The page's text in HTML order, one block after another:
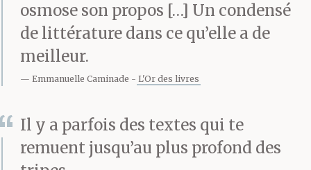
S’il t’avait jeté un coup
d’oeil, t’avait souri et
avait répondu à ta
événement banal avait
jamais eu lieu, ne
osmose son propos […] Un condensé
de littérature dans ce qu’elle a de
meilleur.
Emmanuelle Caminade L'Or des livres
Il y a parfois des textes qui te
remuent jusqu’au plus profond des